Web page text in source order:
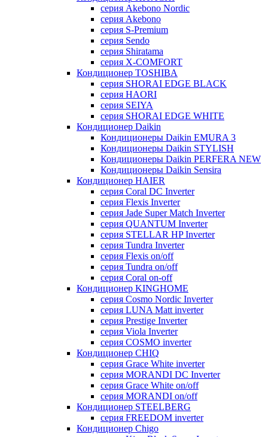
cерия Akebono Nordic
серия Akebono
серия S-Premium
серия Sendo
серия Shiratama
серия X-COMFORT
Кондиционер TOSHIBA
серия SHORAI EDGE BLACK
серия HAORI
серия SEIYA
серия SHORAI EDGE WHITE
Кондиционер Daikin
Кондиционеры Daikin EMURA 3
Кондиционеры Daikin STYLISH
Кондиционеры Daikin PERFERA NEW
Кондиционеры Daikin Sensira
Кондиционер HAIER
серия Coral DC Inverter
серия Flexis Inverter
серия Jade Super Match Inverter
серия QUANTUM Inverter
серия STELLAR HP Inverter
серия Tundra Inverter
серия Flexis on/off
серия Tundra on/off
серия Coral on-off
Кондиционер KINGHOME
серия Cosmo Nordic Inverter
серия LUNA Matt inverter
серия Prestige Inverter
серия Viola Inverter
серия COSMO inverter
Кондиционер CHIQ
серия Grace White inverter
серия MORANDI DC Inverter
серия Grace White on/off
серия MORANDI on/off
Кондиционер STEELBERG
серия FREEDOM inverter
Кондиционер Chigo